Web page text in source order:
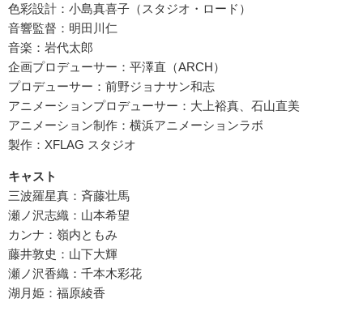
色彩設計：小島真喜子（スタジオ・ロード）
音響監督：明田川仁
音楽：岩代太郎
企画プロデューサー：平澤直（ARCH）
プロデューサー：前野ジョナサン和志
アニメーションプロデューサー：大上裕真、石山直美
アニメーション制作：横浜アニメーションラボ
製作：XFLAG スタジオ
キャスト
三波羅星真：斉藤壮馬
瀬ノ沢志織：山本希望
カンナ：嶺内ともみ
藤井敦史：山下大輝
瀬ノ沢香織：千本木彩花
湖月姫：福原綾香